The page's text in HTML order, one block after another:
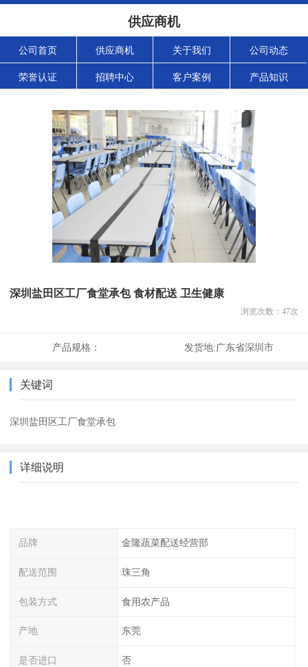
供应商机
公司首页 供应商机 关于我们 公司动态
荣誉认证 招聘中心 客户案例 产品知识
深圳盐田区工厂食堂承包 食材配送 卫生健康
浏览次数： 47次
产品规格： 发货地:广东省深圳市
关键词
深圳盐田区工厂食堂承包
详细说明
品牌 金隆蔬菜配送经营部
配送范围 珠三角
包装方式 食用农产品
产地 东莞
是否进口 否